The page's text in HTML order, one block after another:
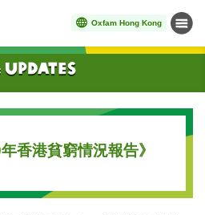
Oxfam Hong Kong Menu
Updates
香港貧窮情況報告》